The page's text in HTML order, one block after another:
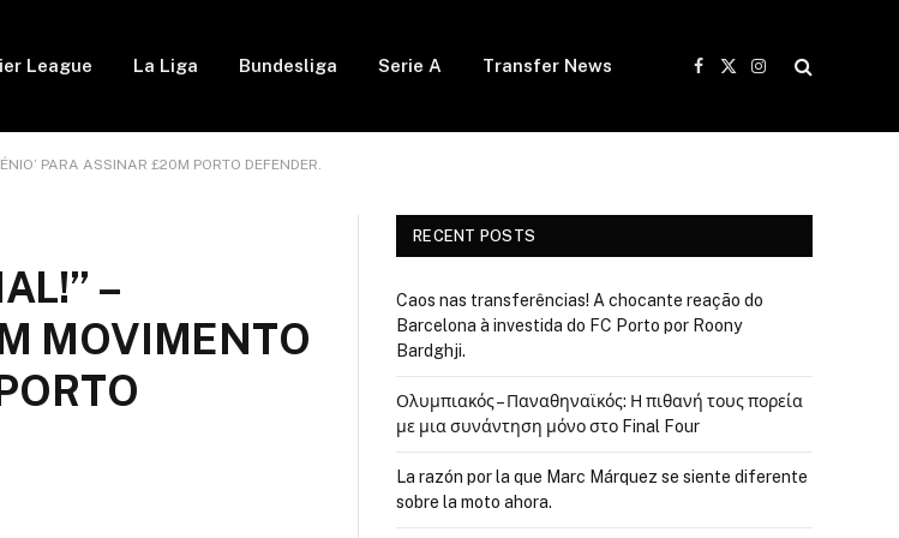
League La Liga Bundesliga Serie A Transfer News
Facebook
X
Instagram
PARA ASSINAR £20M PORTO DEFENDER.
–
MOVIMENTO
RECENT POSTS
Caos nas transferências! A chocante reação do
Barcelona à investida do FC Porto por Roony
Bardghji.
Ολυμπιακός – Παναθηναϊκός: Η πιθανή τους πορεία
με μια συνάντηση μόνο στο Final Four
La razón por la que Marc Márquez se siente diferente
sobre la moto ahora.